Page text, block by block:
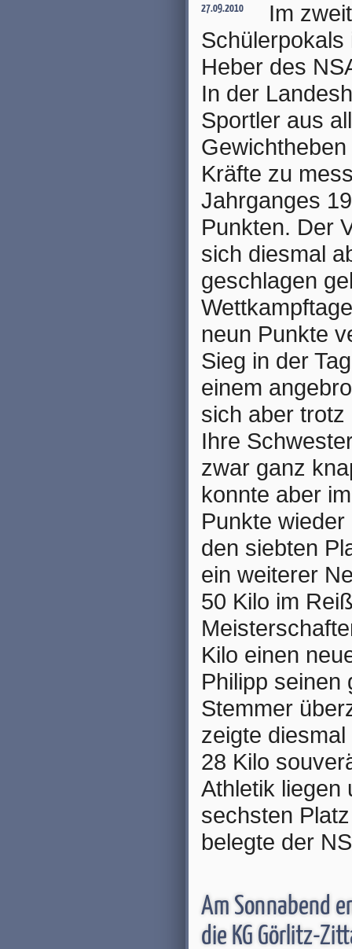
27.09.2010
Im
Heber des
In der
Sportler aus
Kräfte zu
Jahrganges
Punkten. Der
sich diesmal
geschlagen
neun Punkte
Sieg in der
einem
sich aber
Ihre
zwar ganz
konnte aber
Punkte
den siebten
ein weiterer
50 Kilo im
Kilo einen
Philipp seinen
Stemmer
zeigte
28 Kilo
Athletik liegen
sechsten
belegte der
Am Sonnabend
die KG Görlitz-